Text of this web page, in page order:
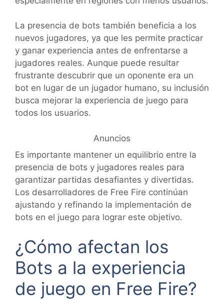
La presencia de bots también beneficia a los
nuevos jugadores, ya que les permite practicar
y ganar experiencia antes de enfrentarse a
jugadores reales. Aunque puede resultar
frustrante descubrir que un oponente era un
bot en lugar de un jugador humano, su inclusión
busca mejorar la experiencia de juego para
todos los usuarios.
Anuncios
Es importante mantener un equilibrio entre la
presencia de bots y jugadores reales para
garantizar partidas desafiantes y divertidas.
Los desarrolladores de Free Fire continúan
ajustando y refinando la implementación de
bots en el juego para lograr este objetivo.
¿Cómo afectan los
Bots a la experiencia
de juego en Free Fire?